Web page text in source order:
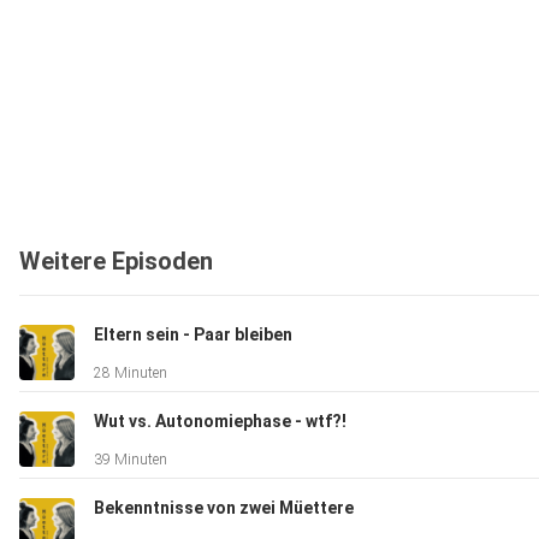
Weitere Episoden
Eltern sein - Paar bleiben
28 Minuten
Wut vs. Autonomiephase - wtf?!
39 Minuten
Bekenntnisse von zwei Müettere